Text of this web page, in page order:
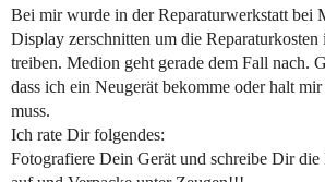
Bei mir wurde in der Reparaturwerkstatt bei
Display zerschnitten um die Reparaturkosten
treiben. Medion geht gerade dem Fall nach.
dass ich ein Neugerät bekomme oder halt
muss.
Ich rate Dir folgendes:
Fotografiere Dein Gerät und schreibe Dir die